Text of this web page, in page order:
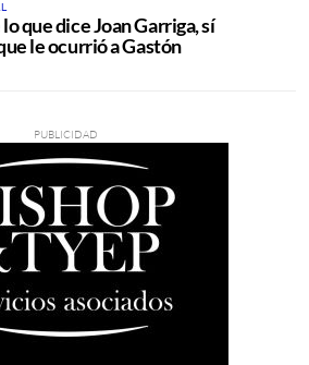
que dice Joan Garriga, sí
le ocurrió a Gastón